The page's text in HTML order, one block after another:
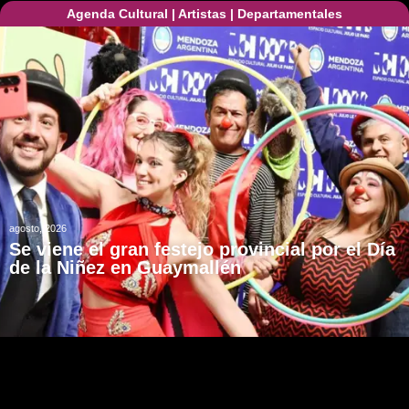
Agenda Cultural | Artistas | Departamentales
agosto, 2026
Se viene el gran festejo provincial por el Día
de la Niñez en Guaymallén